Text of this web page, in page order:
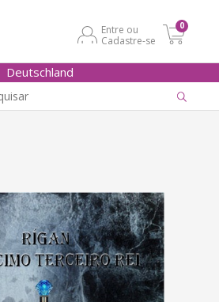
Entre ou
Cadastre-se
0
Deutschland